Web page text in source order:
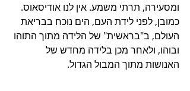
ומסעירה, תרתי משמע. אין לנו אודיסאוס.
כמובן, לפני לידת העם, הים נוכח בבריאת
העולם, ב"בראשית" של הלידה מתוך התוהו
ובוהו, ולאחר מכן בלידה מחדש של
האנושות מתוך המבול הגדול.